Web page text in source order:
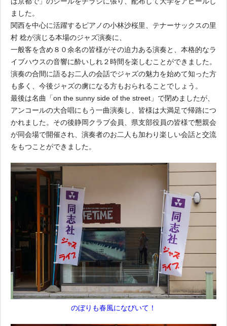
ました。
関西を中心に活躍するピアノの小林沙桜里、テナーサックスの里
村 稔が演じる本場のジャズ演奏に、
一般客を含め８０余名の皆様がその迫力ある演奏と、本格的なラ
イブハウスの音響に酔いしれ２時間を楽しむことができました。
演奏の合間に語るお二人の会話でジャズの魅力を始めて知った方
も多く、今後ジャズの虜になる方もおられることでしょう。
最後は名曲「on the sunny side of the street」で閉めましたが、
アンコールの大合唱にもう一曲演奏し、皆様は大満足で帰路につ
かれました。その後静岡クラブ会員、県支部役員の皆様で懇親会
が同会場で開催され、演奏者のお二人も加わり楽しい会話と交流
をもつことができました。
のぼりも春風になびいて！